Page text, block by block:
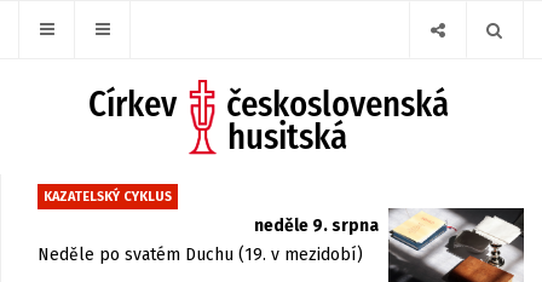
KAZATELSKÝ CYKLUS
neděle 9. srpna
Neděle po svatém Duchu (19. v mezidobí)